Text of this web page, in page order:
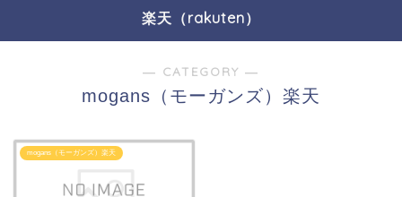
楽天（rakuten）
― CATEGORY ―
mogans（モーガンズ）楽天
mogans（モーガンズ）楽天